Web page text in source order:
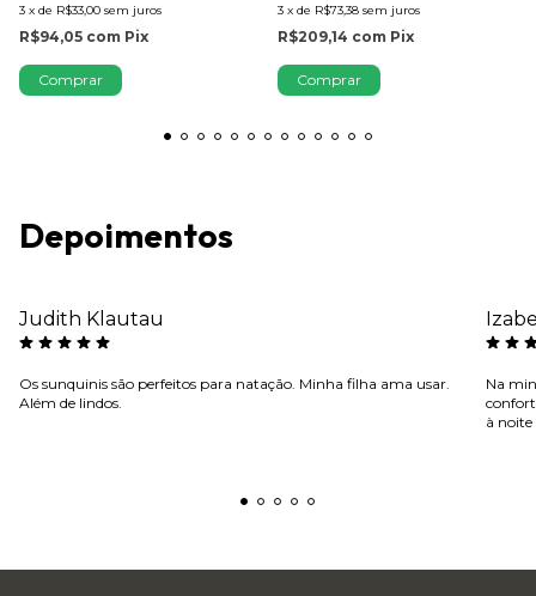
3 x de R$33,00 sem juros
R$94,05 com Pix
Comprar
3 x de R$73,38 sem juros
R$209,14 com Pix
Comprar
Depoimentos
Judith Klautau
Os sunquinis são perfeitos para natação. Minha filha ama usar.
Além de lindos.
Na
à